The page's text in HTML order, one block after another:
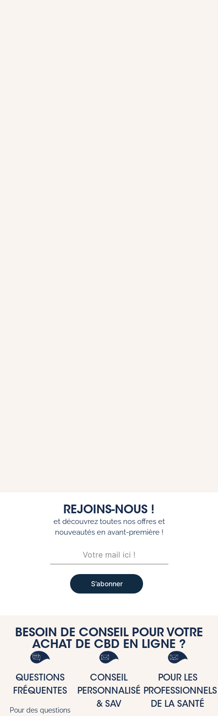
REJOINS-NOUS !
et découvrez toutes nos offres et
nouveautés en avant-première !
S’abonner
BESOIN DE CONSEIL POUR VOTRE
ACHAT DE CBD EN LIGNE ?
QUESTIONS
FRÉQUENTES
Pour des questions
CONSEIL
PERSONNALISÉ
& SAV
POUR LES
PROFESSIONNELS
DE LA SANTÉ